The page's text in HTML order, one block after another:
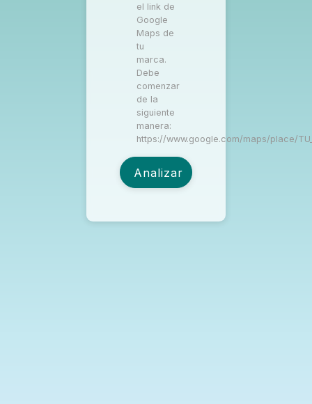
el link de
Google
Maps de
tu
marca.
Debe
comenzar
de la
siguiente
manera:
https://www.google.com/maps/place/